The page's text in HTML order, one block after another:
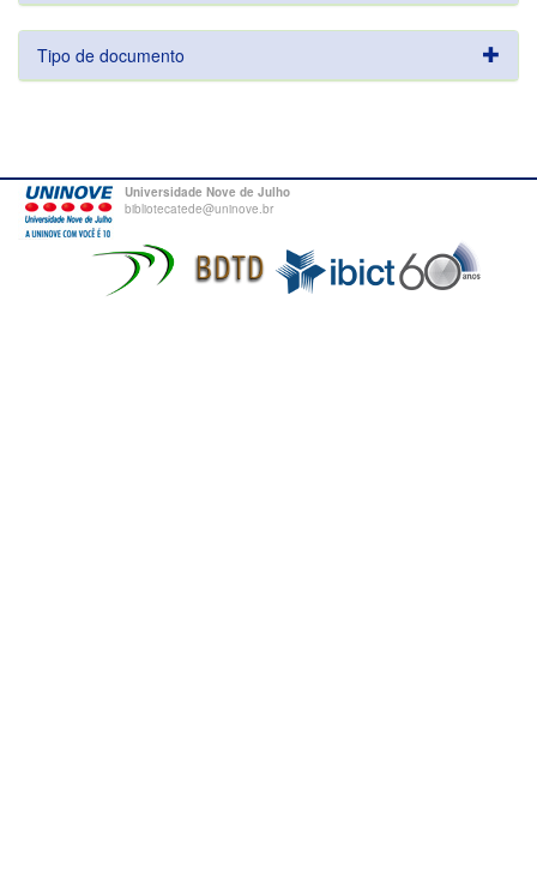
Tipo de documento
Universidade Nove de Julho
bibliotecatede@uninove.br